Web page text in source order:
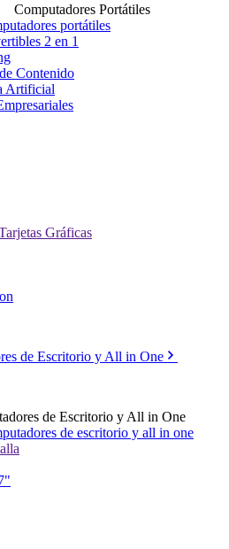
Computadores Portátiles
portátiles
2 en 1
Contenido
Artificial
Gráficas
de Escritorio y All in One
de Escritorio y All in One
de escritorio y all in one